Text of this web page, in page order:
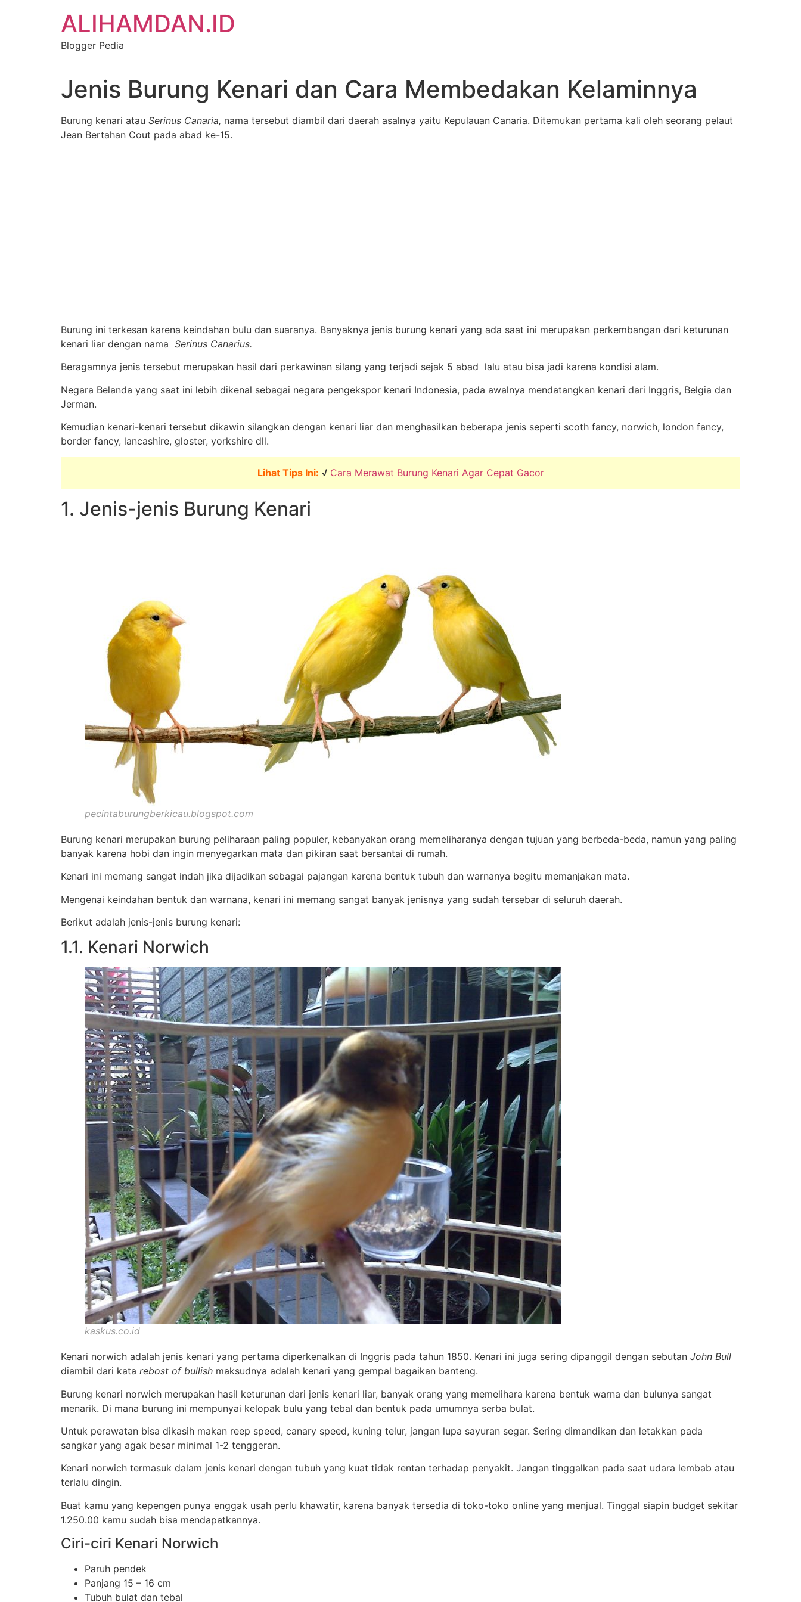
ALIHAMDAN.ID
Blogger Pedia
Jenis Burung Kenari dan Cara Membedakan Kelaminnya
Burung kenari atau Serinus Canaria, nama tersebut diambil dari daerah asalnya yaitu Kepulauan Canaria. Ditemukan pertama kali oleh seorang pelaut
Jean Bertahan Cout pada abad ke-15.
Burung ini terkesan karena keindahan bulu dan suaranya. Banyaknya jenis burung kenari yang ada saat ini merupakan perkembangan dari keturunan
kenari liar dengan nama Serinus Canarius.
Beragamnya jenis tersebut merupakan hasil dari perkawinan silang yang terjadi sejak 5 abad lalu atau bisa jadi karena kondisi alam.
Negara Belanda yang saat ini lebih dikenal sebagai negara pengekspor kenari Indonesia, pada awalnya mendatangkan kenari dari Inggris, Belgia dan
Jerman.
Kemudian kenari-kenari tersebut dikawin silangkan dengan kenari liar dan menghasilkan beberapa jenis seperti scoth fancy, norwich, london fancy,
border fancy, lancashire, gloster, yorkshire dll.
Lihat Tips Ini: √ Cara Merawat Burung Kenari Agar Cepat Gacor
1. Jenis-jenis Burung Kenari
pecintaburungberkicau.blogspot.com
Burung kenari merupakan burung peliharaan paling populer, kebanyakan orang memeliharanya dengan tujuan yang berbeda-beda, namun yang paling
banyak karena hobi dan ingin menyegarkan mata dan pikiran saat bersantai di rumah.
Kenari ini memang sangat indah jika dijadikan sebagai pajangan karena bentuk tubuh dan warnanya begitu memanjakan mata.
Mengenai keindahan bentuk dan warnana, kenari ini memang sangat banyak jenisnya yang sudah tersebar di seluruh daerah.
Berikut adalah jenis-jenis burung kenari:
1.1. Kenari Norwich
kaskus.co.id
Kenari norwich adalah jenis kenari yang pertama diperkenalkan di Inggris pada tahun 1850. Kenari ini juga sering dipanggil dengan sebutan John Bull
diambil dari kata rebost of bullish maksudnya adalah kenari yang gempal bagaikan banteng.
Burung kenari norwich merupakan hasil keturunan dari jenis kenari liar, banyak orang yang memelihara karena bentuk warna dan bulunya sangat
menarik. Di mana burung ini mempunyai kelopak bulu yang tebal dan bentuk pada umumnya serba bulat.
Untuk perawatan bisa dikasih makan reep speed, canary speed, kuning telur, jangan lupa sayuran segar. Sering dimandikan dan letakkan pada
sangkar yang agak besar minimal 1-2 tenggeran.
Kenari norwich termasuk dalam jenis kenari dengan tubuh yang kuat tidak rentan terhadap penyakit. Jangan tinggalkan pada saat udara lembab atau
terlalu dingin.
Buat kamu yang kepengen punya enggak usah perlu khawatir, karena banyak tersedia di toko-toko online yang menjual. Tinggal siapin budget sekitar
1.250.00 kamu sudah bisa mendapatkannya.
Ciri-ciri Kenari Norwich
Paruh pendek
Panjang 15 – 16 cm
Tubuh bulat dan tebal